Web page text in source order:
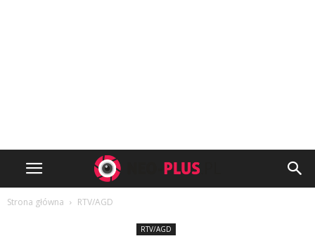
Strona główna RTV/AGD
RTV/AGD